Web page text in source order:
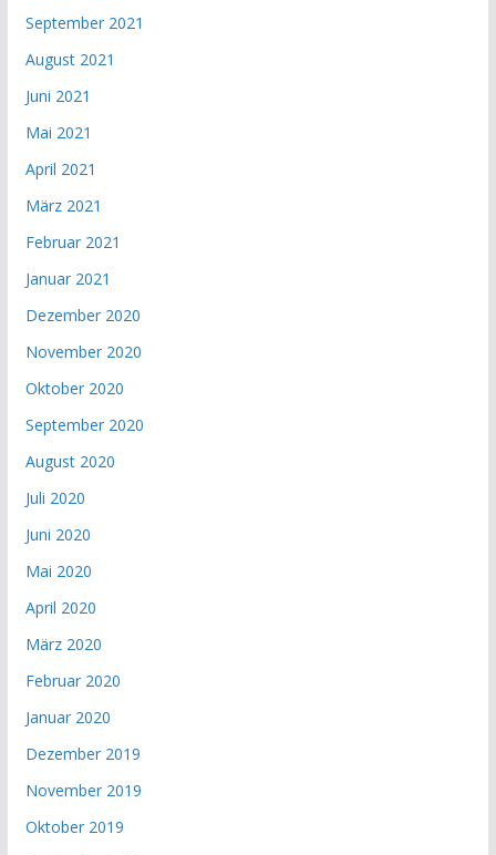
September 2021
August 2021
Juni 2021
Mai 2021
April 2021
März 2021
Februar 2021
Januar 2021
Dezember 2020
November 2020
Oktober 2020
September 2020
August 2020
Juli 2020
Juni 2020
Mai 2020
April 2020
März 2020
Februar 2020
Januar 2020
Dezember 2019
November 2019
Oktober 2019